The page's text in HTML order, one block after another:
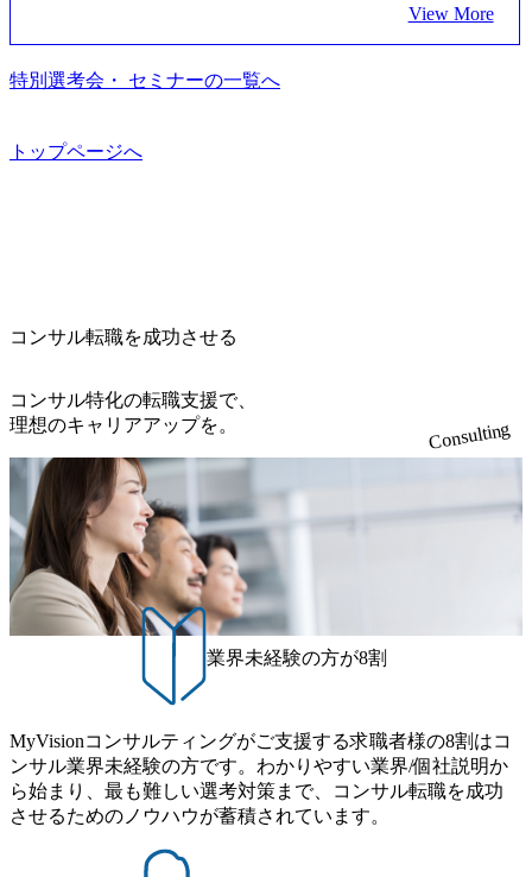
の業務革新と効率化の実現に貢献します。 ＜PL/PM＞ 顧客
の要望を深くヒアリングし、企画構想からアジャイル開発
による開発支援までを一気通貫で推進していただきます。
プロジェクト提案・推進の中核として、企画・要件定義か
流での現状分析、顧客ヒアリング、戦略策定、技術選定、
ルティング領域)から参画いただきます。 課題選定から顧客
だきます。 アジャイル開発を通じて顧客の要望や提案を柔
軟に取り入れながら改善サイクルを回すため、ご自身の提
案がサービスに直接反映されやすく、高い貢献度を実感で
きます。 ● 勤務地 東京都渋谷区渋谷3丁目6-7 渋谷金王タワ
ー 事業所内禁煙(入居する施設に喫煙専用室あり) ・就業規
則により就業時間内の喫煙を全面的に禁止 ・禁煙サポート
制度あり オンライン ● 必須要件 以下いずれかのご経験をお
持ちの方 ・システム・ソフトウェア開発経験3年以上 ・要
件定義～基本設計など上流経験2年以上 ・PMO経験2年以上
● 歓迎要件 ・要件定義から詳細設計までのいずれかの上流
工程の経験 ・サブリーダー以上のマネジメント経験 ・お客
様との折衝経験、交渉経験 ・組織課題に対して主体的に業
務改善に取り組まれたご経験 ・アジャイル/スクラムへの興
で主体的に動ける方 ・年齢にこだわらず、アドバイスを素
直に受け取れる方 ・推進力のある方
を遂げていることから、今後も高い成長が見込まれる 多く
の技術者を抱えており、アビームコンサルティングに続い
て日本国内2番目にSAP認定コンサルタント制度の有資格者
数が多く、特にIT領域に強みを持つ グローバルのポジショ
ーケットプレイス」が存在し、本ツールを活用で上司の引
職率も21.8%（2023年12月時点）とフレキシブルな働き方を
③12時開始 2026年8月10日(月) 16:00 各回50分程度を想定 オ
ンライン 書類選考通過者
e_jpn_4.pdf) 『SAP AWARD OF EXCELLENCE 2024』にお
ルティング、社員の健康改善を支援 食事・睡眠など可視
w.businessinsider.jp/post-283587) アサヒグループホールディン
ンサルティング会社となり、今後も成長性が大きくみられ
柄の良さや未経験者への充実したオンボーディング支援(入
社時に10日間の間みっちりとコンサルの基礎を支援)を魅力
に感じ、他Big4ではなくアビームを選ぶ方も多数 アビーム
といえばSAPをはじめとしたシステム、とイメージされる
こともあるが実態としては経営戦略策定や新規事業立案な
どのトップラインを上げるための戦略案件も多く存在 特に
スポーツ&エンターテイメント領域ではBig4に先んじて注力
し、業界内で大きな存在感を誇る 社員の多様化する生活ス
タイルやライフイベントに対応した働きやすい職場環境を
実現するため、さまざまなサポート制度を導入している 多
文化理解や女性の活躍推進などの取り組み、また、フレッ
クス制度やフリーロケーション制度、フルリモート制度な
どの多様な働き方をサポートする制度が整備されている 202
6年8月23日(日) 9:00～18:00終了 2026年8月12日(水) 16:00 202
6年8月23日(日)にSustainable SCM SU 1day選考会を開催いた
します。 当SUは「GlobalでのSCM構築」や「物流・調達コ
ストの構造改革」といった伝統的なテーマに留まらずクラ
イアントがこれから取組むべき「グリーントランスフォー
った社会課題やテーマに対して、グローバル知見と最新の
に、提言を具体的な行動に落とし込んでいる。 徹底した
「結果主義」を標榜。クライアントのフルポテンシャル実
現を目標に、具体的に目に見える成果を出すことを信条と
（真北）という言葉がよくつかわれる。針が少し東に傾い
外オフィスへのトランスファー制度などが充実している。
東京オフィスに来るグローバルメンバーも多く、グローバ
れており、これまで多くのNPO・NGOなどの非営利団体に
無償でコンサルティングを提供している。 2026年8月29日
(土) の対面Kick-offイベントを皮切りに1か月程度のプログラ
ム ※初回プログラム : 8月29日(土)10:00～13:30 2026年8月12
日(水) 16:00 Bain & Company Tokyoでは、「Tokyo Be Bold Pr
ogram (女性候補者向け選考支援プログラム)」を実施いたし
ます。クライアントに斬新なソリューションを提供し、複
雑な経営課題を解決するために、チームのダイバーシティ
は欠かせません。是非、ユニークな視点と高い志を持つ女
性の皆様に多数ご参画頂きたいと考え、プログラムを開催
性はどのように活躍をしているのか」、「ケース面接の経
験がなく対策の仕方が知りたい」などのお声をたくさんい
食事などのカジュアルな交流、実際のプロジェクトのケー
ススタディ、1対1の模擬面接等、複数のセッションを約1か
月の期間に渡り行い、選考にご参加いただきます。コンサ
ルタント未経験の方でも、戦略コンサルタントの具体的な
仕事内容からお話をさせていただきますので、戦略コンサ
View More
特別選考会・ セミナーの一覧へ
トップページへ
コンサル転職を成功させる
コンサル特化の転職支援で、
理想のキャリアアップを。
Consulting
業界未経験の方が8割
MyVisionコンサルティングがご支援する求職者様の8割はコ
ンサル業界未経験の方です。わかりやすい業界/個社説明か
ら始まり、最も難しい選考対策まで、コンサル転職を成功
させるためのノウハウが蓄積されています。